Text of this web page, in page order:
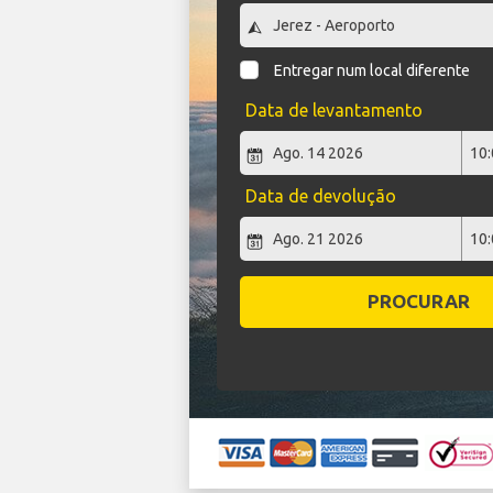
Entregar num local diferente
Data de levantamento
Data de devolução
PROCURAR